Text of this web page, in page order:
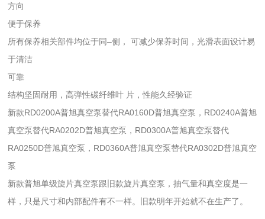
方向
便于保养
所有保养相关部件均位于同–侧， 可减少保养时间，光滑表面设计易
于清洁
可靠
结构坚固耐用，高弹性碳纤维叶 片，性能久经验证
新款RD0200A普旭真空泵替代RA0160D普旭真空泵，RD0240A普旭
真空泵替代RA0202D普旭真空泵，RD0300A普旭真空泵替代
RA0250D普旭真空泵，RD0360A普旭真空泵替代RA0302D普旭真空
泵
新款普旭单级旋片真空泵跟旧款旋片真空泵，抽气量和真空度是一
样，只是尺寸和内部配件有不一样。旧款明年开始就不在生产了。